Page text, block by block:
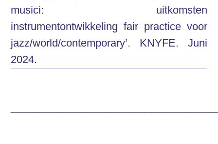
musici: uitkomsten
instrumentontwikkeling fair practice voor
jazz/world/contemporary’. KNYFE. Juni
2024.